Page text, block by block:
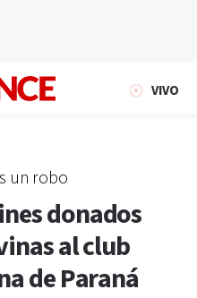
VIVO
un robo
donados
al club
de Paraná